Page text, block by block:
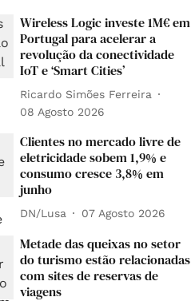
Wireless Logic investe 1M€ em
Portugal para acelerar a
revolução da conectividade
IoT e ‘Smart Cities’
Ricardo Simões Ferreira
08 Agosto 2026
Clientes no mercado livre de
eletricidade sobem 1,9% e
consumo cresce 3,8% em
junho
DN/Lusa 07 Agosto 2026
Metade das queixas no setor
do turismo estão relacionadas
com sites de reservas de
viagens